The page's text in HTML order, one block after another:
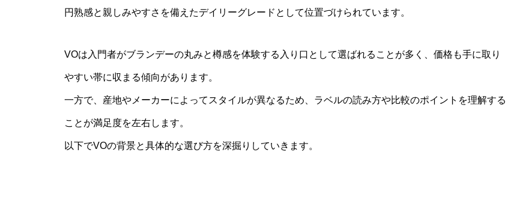
円熟感と親しみやすさを備えたデイリーグレードとして位置づけられています。
VOは入門者がブランデーの丸みと樽感を体験する入り口として選ばれることが多く、価格も手に取り
やすい帯に収まる傾向があります。
一方で、産地やメーカーによってスタイルが異なるため、ラベルの読み方や比較のポイントを理解する
ことが満足度を左右します。
以下でVOの背景と具体的な選び方を深掘りしていきます。